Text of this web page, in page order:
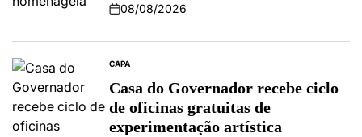
08/08/2026
CAPA
Casa do Governador recebe ciclo
de oficinas gratuitas de
experimentação artística